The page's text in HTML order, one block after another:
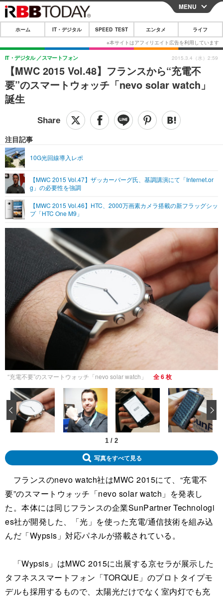
CLOSE
ホーム
IT・デジタル
IT・デジタルTOP スマートフォン
ショッピング その他
SPEED TEST
エンタメ
エンタメTOP 映画・ドラマ
音楽
グラビア ブログ
ペット
その他
リリース一覧
プッシュ通知の停止方法
MENU
ホーム IT・デジタル SPEED TEST エンタメ ライフ
【MWC 2015 Vol.48】フランスから“充電不
要”のスマートウォッチ「nevo solar watch」
誕生
IT・デジタル スマートフォン
注目記事
10G光回線導入レポ
【MWC 2015 Vol.47】ザッカーバーグ氏、基調講演にて「Internet.or
g」の必要性を強調
【MWC 2015 Vol.46】HTC、2000万画素カメラ搭載の新フラッグシッ
プ「HTC One M9」
2015.3.4（水）2:59
“充電不要”のスマートウォッチ「nevo solar watch」 全 6 枚
1 / 2
‹
写真をすべて見る
フランスのnevo watch社はMWC 2015にて、“充電不
要”のスマートウォッチ「nevo solar watch」を発表し
た。本体には同じフランスの企業SunPartner Technologi
es社が開発した、「光」を使った充電/通信技術を組み込
んだ「Wypsis」対応パネルが搭載されている。
「Wypsis」はMWC 2015に出展する京セラが展示した
タフネススマートフォン「TORQUE」のプロトタイプモ
デルも採用するもので、太陽光だけでなく室内灯でも充